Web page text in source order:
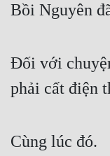
Bồi Nguyên
Đối với
phải cất điện
Cùng lúc đó.